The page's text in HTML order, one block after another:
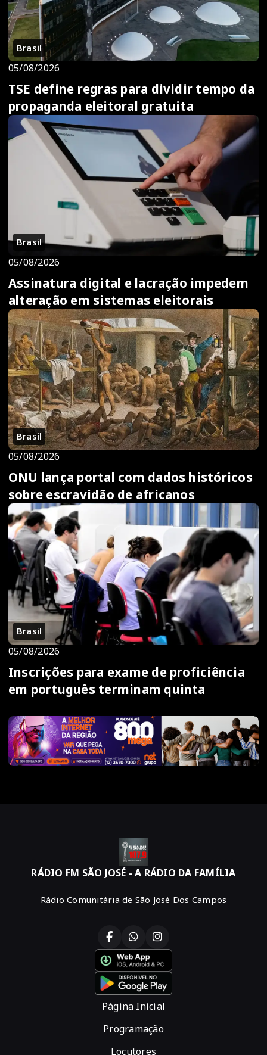
Brasil
05/08/2026
TSE define regras para dividir tempo da
propaganda eleitoral gratuita
Brasil
05/08/2026
Assinatura digital e lacração impedem
alteração em sistemas eleitorais
Brasil
05/08/2026
ONU lança portal com dados históricos
sobre escravidão de africanos
Brasil
05/08/2026
Inscrições para exame de proficiência
em português terminam quinta
RÁDIO FM SÃO JOSÉ - A RÁDIO DA FAMÍLIA
Rádio Comunitária de São José Dos Campos
Página Inicial
Programação
Locutores